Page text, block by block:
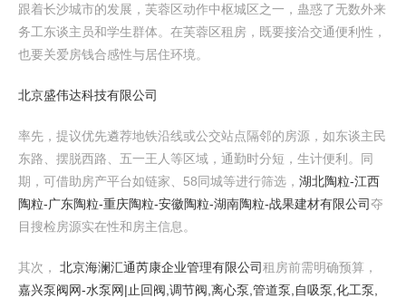
跟着长沙城市的发展，芙蓉区动作中枢城区之一，蛊惑了无数外来
务工东谈主员和学生群体。在芙蓉区租房，既要接洽交通便利性，
也要关爱房钱合感性与居住环境。
北京盛伟达科技有限公司
率先，提议优先遴荐地铁沿线或公交站点隔邻的房源，如东谈主民
东路、摆脱西路、五一王人等区域，通勤时分短，生计便利。同
期，可借助房产平台如链家、58同城等进行筛选， 湖北陶粒-江西
陶粒-广东陶粒-重庆陶粒-安徽陶粒-湖南陶粒-战果建材有限公司夺
目搜检房源实在性和房主信息。
其次， 北京海澜汇通芮康企业管理有限公司租房前需明确预算，
嘉兴泵阀网-水泵网|止回阀,调节阀,离心泵,管道泵,自吸泵,化工泵,